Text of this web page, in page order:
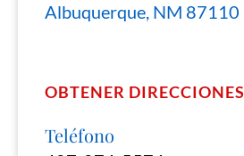
Albuquerque, NM 87110
OBTENER DIRECCIONES
Teléfono